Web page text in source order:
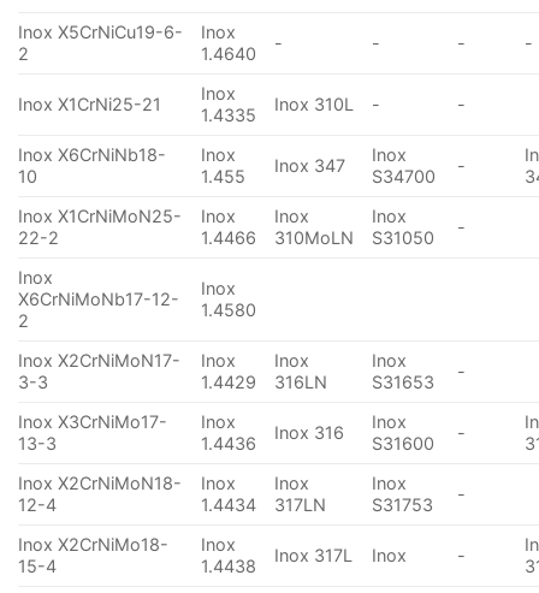
Inox X5CrNiCu19-6-
2
Inox
1.4640
- - - -
Inox X1CrNi25-21
Inox
1.4335
Inox 310L - -
Inox X6CrNiNb18-
10
Inox
1.455
Inox 347
Inox
S34700
-
Inox X1CrNiMoN25-
22-2
Inox
1.4466
Inox
310MoLN
Inox
S31050
-
Inox
X6CrNiMoNb17-12-
2
Inox
1.4580
Inox X2CrNiMoN17-
3-3
Inox
1.4429
Inox
316LN
Inox
S31653
-
Inox X3CrNiMo17-
13-3
Inox
1.4436
Inox 316
Inox
S31600
-
Inox X2CrNiMoN18-
12-4
Inox
1.4434
Inox
317LN
Inox
S31753
-
Inox X2CrNiMo18-
15-4
Inox
1.4438
Inox 317L Inox -